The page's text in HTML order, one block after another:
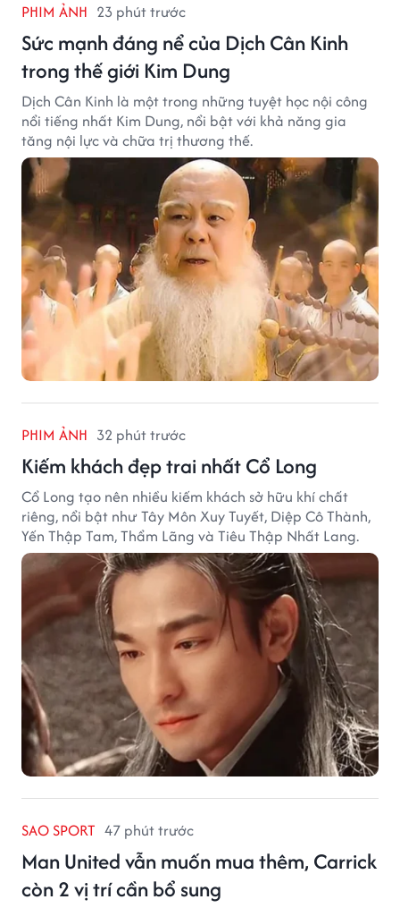
PHIM ẢNH 23 phút trước
Sức mạnh đáng nể của Dịch Cân Kinh
trong thế giới Kim Dung
Dịch Cân Kinh là một trong những tuyệt học nội công
nổi tiếng nhất Kim Dung, nổi bật với khả năng gia
tăng nội lực và chữa trị thương thế.
PHIM ẢNH 32 phút trước
Kiếm khách đẹp trai nhất Cổ Long
Cổ Long tạo nên nhiều kiếm khách sở hữu khí chất
riêng, nổi bật như Tây Môn Xuy Tuyết, Diệp Cô Thành,
Yến Thập Tam, Thẩm Lãng và Tiêu Thập Nhất Lang.
SAO SPORT 47 phút trước
Man United vẫn muốn mua thêm, Carrick
còn 2 vị trí cần bổ sung